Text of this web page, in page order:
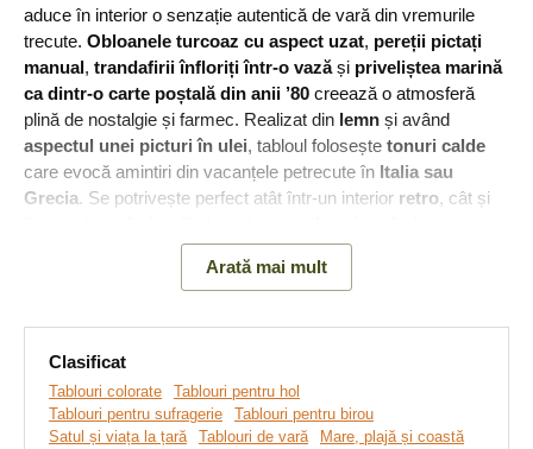
aduce în interior o senzație autentică de vară din vremurile
trecute. Obloanele turcoaz cu aspect uzat, pereții pictați
manual, trandafirii înfloriți într-o vazăși priveliștea marină
ca dintr-o carte poștală din anii ’80 creează o atmosferă
plină de nostalgie și farmec. Realizat din lemn și având
aspectul unei picturi în ulei, tabloul folosește tonuri calde
care evocă amintiri din vacanțele petrecute în Italia sau
Grecia. Se potrivește perfect atât într-un interior retro, cât și
Arată mai mult
Clasificat
Tablouri colorate
Tablouri pentru hol
Tablouri pentru sufragerie
Tablouri pentru birou
Satul și viața la țară
Tablouri de vară
Mare, plajă și coastă